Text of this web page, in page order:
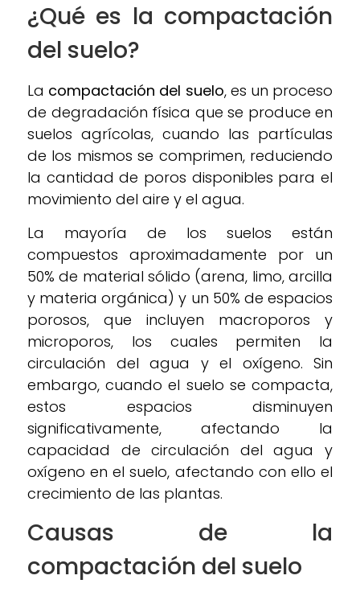
¿Qué es la compactación
del suelo?
La compactación del suelo, es un proceso
de degradación física que se produce en
suelos agrícolas, cuando las partículas
de los mismos se comprimen, reduciendo
la cantidad de poros disponibles para el
movimiento del aire y el agua.
La mayoría de los suelos están
compuestos aproximadamente por un
50% de material sólido (arena, limo, arcilla
y materia orgánica) y un 50% de espacios
porosos, que incluyen macroporos y
microporos, los cuales permiten la
circulación del agua y el oxígeno. Sin
embargo, cuando el suelo se compacta,
estos espacios disminuyen
significativamente, afectando la
capacidad de circulación del agua y
oxígeno en el suelo, afectando con ello el
crecimiento de las plantas.
Causas de la
compactación del suelo